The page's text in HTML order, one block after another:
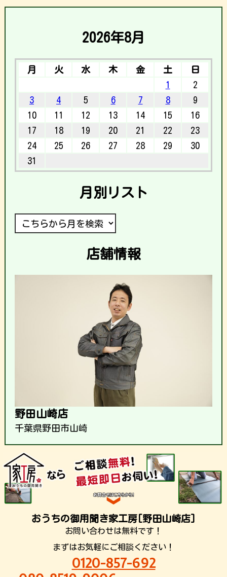
2026年8月
月 火 水 木 金 土
日
1
2
3
4 5 6 7 8
9
10
11 12 13 14 15
16
17
18 19 20 21 22
23
24
25 26 27 28 29
30
31
月別リスト
店舗情報
野田山崎店
千葉県野田市山崎
おうちの御用聞き家工房[野田山崎店]
お問い合わせは無料です！
まずはお気軽にご相談ください！
0120-857-692